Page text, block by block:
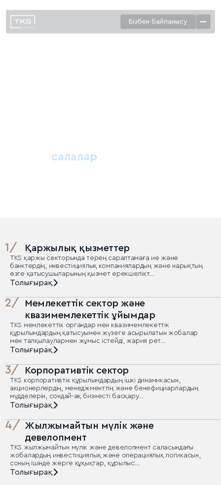
Бізбен байланысу
салалар
1/ Қаржылық қызметтер
TKS қаржы секторында терең сараптамаға ие және
банктердің, инвестициялық компаниялардың және нарықтың
өзге қатысушыларының қызмет ерекшелікт…
Толығырақ
2/
Мемлекеттік сектор және
квазимемлекеттік ұйымдар
TKS мемлекеттік органдар мен квазимемлекеттік
құрылымдардың қатысуымен жүзеге асырылатын жобалар
мен талқылаулармен жұмыс істейді, жария рет…
Толығырақ
3/ Корпоративтік сектор
TKS корпоративтік құрылымдардың ішкі динамикасын,
акционерлердің, менеджменттің және бенефициарлардың
мүдделерін, сондай-ақ бизнесті басқару…
Толығырақ
4/ Жылжымайтын мүлік және
девелопмент
TKS жылжымайтын мүлік және девелопмент саласындағы
жобалардың инвестициялық және операциялық логикасын,
соның ішінде жерге құқықтар, құрылыс…
Толығырақ